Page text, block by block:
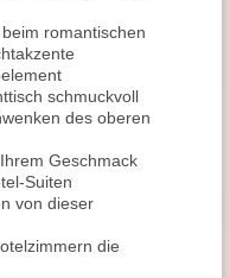
romantischen
schmuckvoll
des oberen
Geschmack
Suiten
von dieser
die